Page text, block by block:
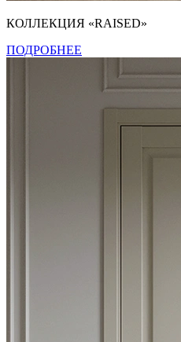
КОЛЛЕКЦИЯ «RAISED»
ПОДРОБНЕЕ